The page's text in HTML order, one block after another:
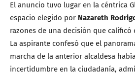
El anuncio tuvo lugar en la céntrica
espacio elegido por Nazareth
razones de una decisión que calificó
La aspirante confesó que el
marcha de la anterior alcaldesa
incertidumbre en la ciudadanía,